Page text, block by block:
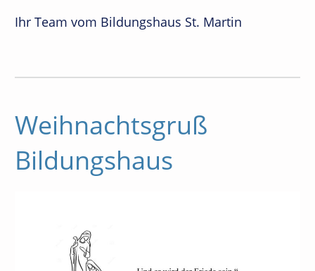
Ihr Team vom Bildungshaus St. Martin
Weihnachtsgruß
Bildungshaus